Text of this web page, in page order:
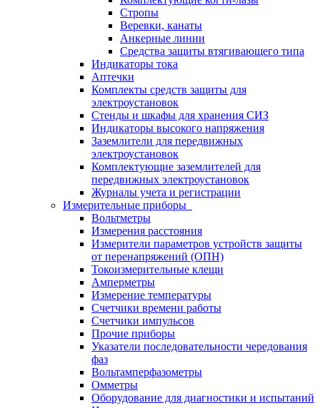
Стропы
Веревки, канаты
Анкерные линии
Средства защиты втягивающего типа
Индикаторы тока
Аптечки
Комплекты средств защиты для
электроустановок
Стенды и шкафы для хранения СИЗ
Индикаторы высокого напряжения
Заземлители для передвижных
электроустановок
Комплектующие заземлителей для
передвижных электроустановок
Журналы учета и регистрации
Измерительные приборы
Вольтметры
Измерения расстояния
Измерители параметров устройств защиты
от перенапряжений (ОПН)
Токоизмерительные клещи
Амперметры
Измерение температуры
Счетчики времени работы
Счетчики импульсов
Прочие приборы
Указатели последовательности чередования
фаз
Вольтамперфазометры
Омметры
Оборудование для диагностики и испытаний